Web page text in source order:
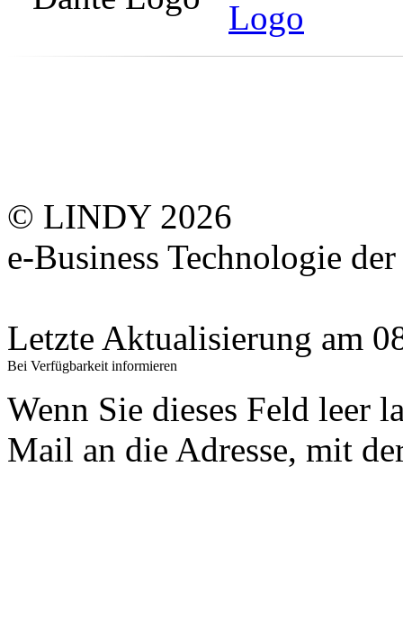
© LINDY 2026
e-Business Technologie
Letzte Aktualisierung am
Bei Verfügbarkeit informieren
Wenn Sie dieses Feld leer
Mail an die Adresse, mit